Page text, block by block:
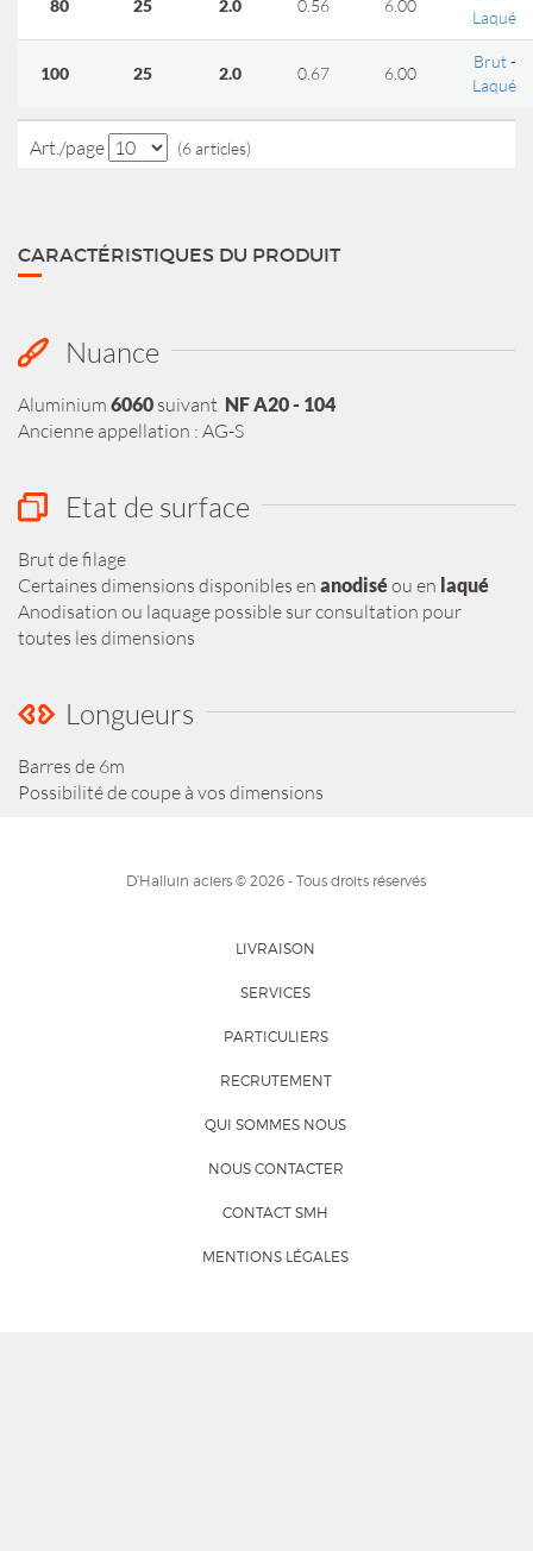
80 25 2.0 0.56 6.00
Laqué
100 25 2.0 0.67 6.00
Brut-
Laqué
Art./page (6 articles)
CARACTÉRISTIQUES DU PRODUIT
Nuance
Aluminium 6060 suivant NF A20 - 104
Ancienne appellation : AG-S
Etat de surface
Brut de filage
Certaines dimensions disponibles en anodiséou en laqué
Anodisation ou laquage possible sur consultation pour
toutes les dimensions
Longueurs
Barres de 6m
Possibilité de coupe à vos dimensions
D’Halluin aciers © 2026 - Tous droits réservés
LIVRAISON
SERVICES
PARTICULIERS
RECRUTEMENT
QUI SOMMES NOUS
NOUS CONTACTER
CONTACT SMH
MENTIONS LÉGALES